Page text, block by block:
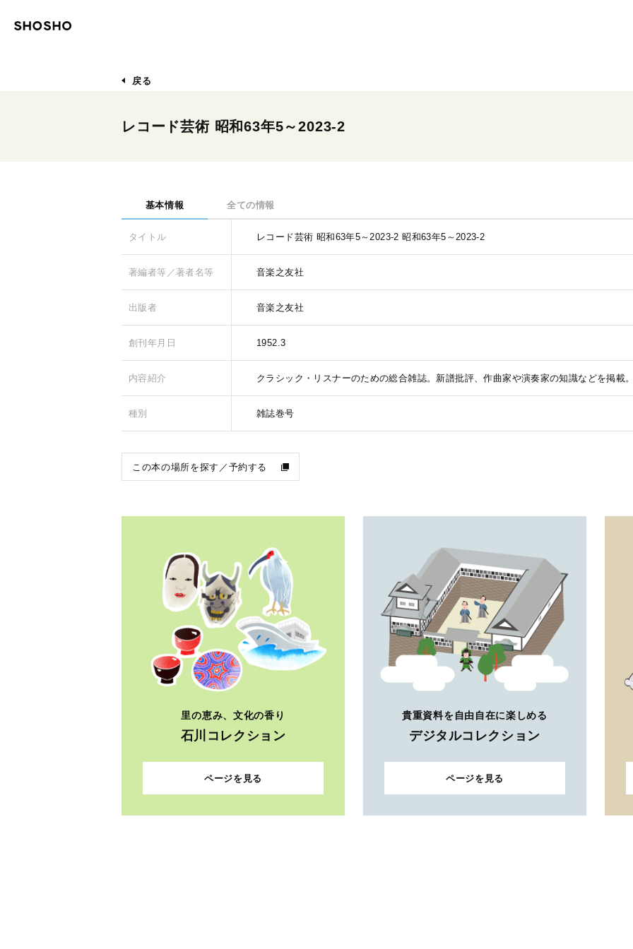
戻る
レコード芸術 昭和63年5～2023-2
基本情報 全ての情報
タイトル レコード芸術 昭和63年5～2023-2 昭和63年5～2023-2
著編者等／著者名等 音楽之友社
出版者 音楽之友社
創刊年月日 1952.3
内容紹介 クラシック・リスナーのための総合雑誌。新譜批評、作曲家や演奏家の知識などを掲載
種別 雑誌巻号
この本の場所を探す／予約する
里の恵み、文化の香り
石川コレクション
ページを見る
貴重資料を自由自在に楽しめる
デジタルコレクション
ページを見る